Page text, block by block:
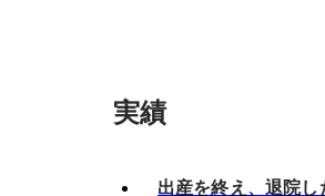
実績
出産を終え、退院し